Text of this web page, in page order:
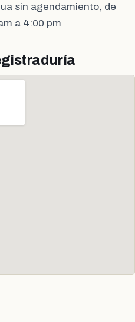
sin agendamiento, de
a 4:00 pm